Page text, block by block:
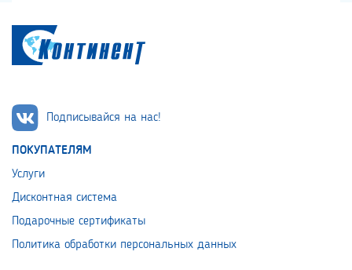
Подписывайся на нас!
ПОКУПАТЕЛЯМ
Услуги
Дисконтная система
Подарочные сертификаты
Политика обработки персональных данных